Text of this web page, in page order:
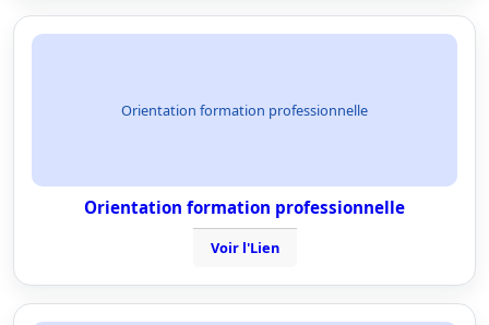
Orientation formation professionnelle
Orientation formation professionnelle
Voir l'Lien